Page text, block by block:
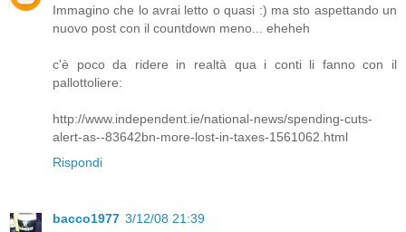
Immagino che lo avrai letto o quasi :) ma sto aspettando un
nuovo post con il countdown meno... eheheh
c'è poco da ridere in realtà qua i conti li fanno con il
pallottoliere:
http://www.independent.ie/national-news/spending-cuts-
alert-as--83642bn-more-lost-in-taxes-1561062.html
Rispondi
bacco1977 3/12/08 21:39